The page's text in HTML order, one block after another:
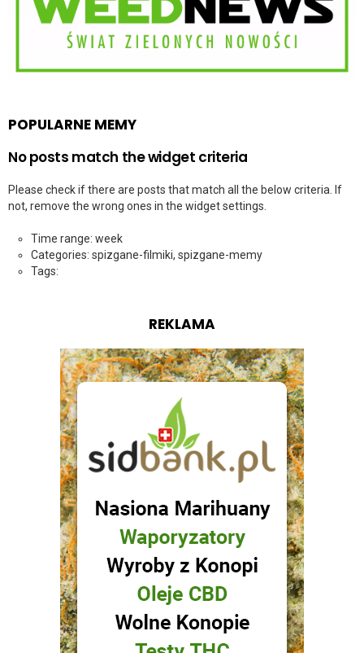
POPULARNE MEMY
No posts match the widget criteria
Please check if there are posts that match all the below criteria. If
not, remove the wrong ones in the widget settings.
Time range: week
Categories: spizgane-filmiki, spizgane-memy
Tags:
REKLAMA